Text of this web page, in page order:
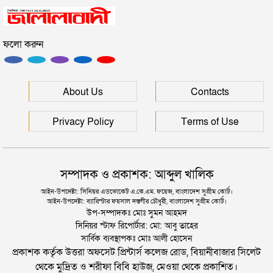
প্রধানমন্ত্রী
সিলেটে আরও দুইজনের মৃত্যু, হাসপাতালে ৩ শতাধিক
ফলো করুন
About Us Contacts
Privacy Policy Terms of Use
সম্পাদক ও প্রকাশক: আব্দুল খালিক
আইন-উপদেষ্টা: সিনিয়র এডভোকেট এ.কে.এম. ফয়েজ, বাংলাদেশ সুপ্রীম কোর্ট।
আইন-উপদেষ্টা: ব্যারিস্টার ফয়সাল দস্তগীর চৌধুরী, বাংলাদেশ সুপ্রীম কোর্ট।
উপ-সম্পাদকঃ মোঃ সুমন আহমদ
সিনিয়র স্টাফ রিপোর্টার: মো: আবু তাহের
সার্বিক ব্যবস্থাপকঃ মোঃ আলী হোসেন
প্রকাশক কর্তৃক উত্তরা অফসেট প্রিন্টার্স কলেজ রোড, বিয়ানীবাজার সিলেট
থেকে মুদ্রিত ও শরীফা বিবি হাউজ, মেওয়া থেকে প্রকাশিত।